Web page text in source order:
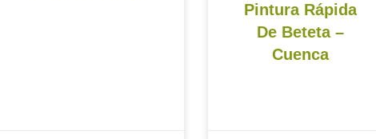
Pintura Rápida
De Beteta –
Cuenca